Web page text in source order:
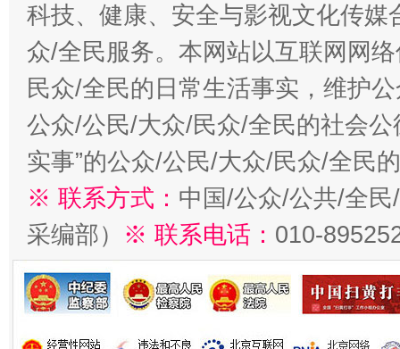
科技、健康、安全与影视文化传
众/全民服务。本网站以互联网网
民众/全民的日常生活事实，维护
公众/公民/大众/民众/全民的社会公
实事”的公众/公民/大众/民众/全民
※ 联系方式： 中国/公众/公共/全
采编部） ※ 联系电话： 010-